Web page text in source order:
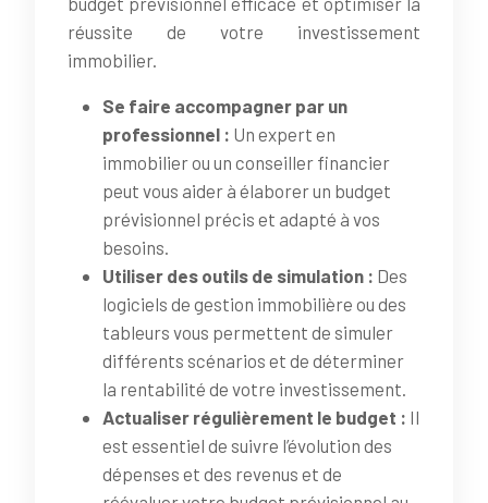
réussite de votre investissement
immobilier.
Se faire accompagner par un
professionnel : Un expert en
immobilier ou un conseiller financier
peut vous aider à élaborer un budget
prévisionnel précis et adapté à vos
besoins.
Utiliser des outils de simulation : Des
logiciels de gestion immobilière ou des
tableurs vous permettent de simuler
différents scénarios et de déterminer
la rentabilité de votre investissement.
Actualiser régulièrement le budget : Il
est essentiel de suivre l’évolution des
dépenses et des revenus et de